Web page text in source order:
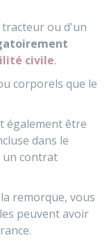
ou d'un
civile.
corporels que le
également être
dans le
un contrat
remorque, vous
peuvent avoir